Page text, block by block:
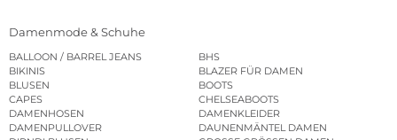
Damenmode & Schuhe
BALLOON / BARREL JEANS
BHS
BIKINIS
BLAZER FÜR DAMEN
BLUSEN
BOOTS
CAPES
CHELSEABOOTS
DAMENHOSEN
DAMENKLEIDER
DAMENPULLOVER
DAUNENMÄNTEL DAMEN